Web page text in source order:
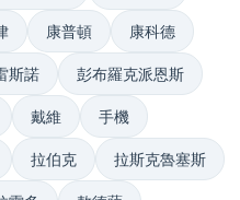
康普頓 康科德
斯諾 彭布羅克派恩斯
戴維 手機
拉伯克 拉斯克魯塞斯